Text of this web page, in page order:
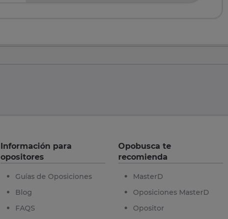
Información para
opositores
Guías de Oposiciones
Blog
FAQS
Opobusca te
recomienda
MasterD
Oposiciones MasterD
Opositor